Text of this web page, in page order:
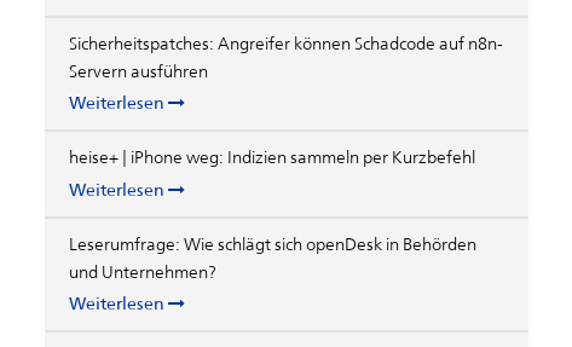
Sicherheitspatches: Angreifer können Schadcode auf n8n-
Servern ausführen
Weiterlesen
heise+ | iPhone weg: Indizien sammeln per Kurzbefehl
Weiterlesen
Leserumfrage: Wie schlägt sich openDesk in Behörden
und Unternehmen?
Weiterlesen